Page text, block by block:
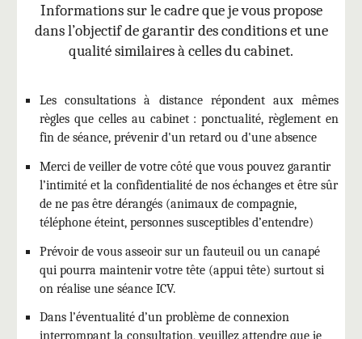
Informations sur le cadre que je vous propose
dans l’objectif de garantir des conditions et une
qualité similaires à celles du cabinet.
Les consultations à distance répondent aux mêmes
règles que celles au cabinet : ponctualité, règlement en
fin de séance, prévenir d'un retard ou d'une absence
Merci de veiller de votre côté que vous pouvez garantir
l’intimité et la confidentialité de nos échanges et être sûr
de ne pas être dérangés (animaux de compagnie,
téléphone éteint, personnes susceptibles d’entendre)
Prévoir de vous asseoir sur un fauteuil ou un canapé
qui pourra maintenir votre tête (appui tête) surtout si
on réalise une séance ICV.
Dans l’éventualité d’un problème de connexion
interrompant la consultation, veuillez attendre que je